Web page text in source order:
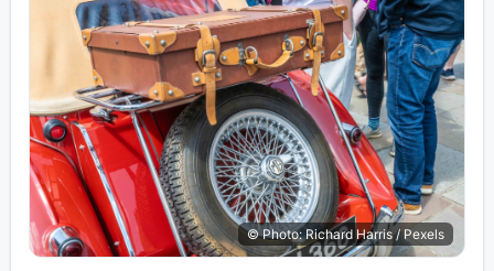
© Photo: Richard Harris / Pexels